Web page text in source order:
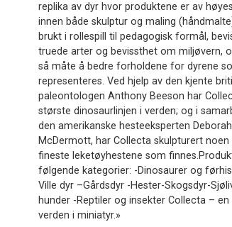
replika av dyr hvor produktene er av
innen både skulptur og maling
brukt i rollespill til pedagogisk formål,
truede arter og bevissthet om miljøvern,
så måte å bedre forholdene for dyrene
representeres. Ved hjelp av den kjente
paleontologen Anthony Beeson har
største dinosaurlinjen i verden; og i
den amerikanske hesteeksperten Deborah
McDermott, har Collecta skulpturert noen
fineste leketøyhestene som
følgende kategorier: -Dinosaurer og
Ville dyr –Gårdsdyr -Hester-Skogsdyr-
hunder -Reptiler og insekter Collecta – en
verden i miniatyr.»